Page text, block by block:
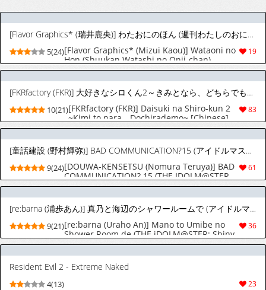
[Flavor Graphics* (瑞井鹿央)] わたおにのほん (週刊わたしのおにいちゃん) [英訳]
19
5(24)[Flavor Graphics* (Mizui Kaou)] Wataoni no
Hon (Shuukan Watashi no Onii-chan)
[English]
[FKRfactory (FKR)] 大好きなシロくん2～きみとなら、どちらでも～ [中国翻訳] [DL版]
83
10(21)[FKRfactory (FKR)] Daisuki na Shiro-kun 2
~Kimi to nara、Dochirademo~ [Chinese]
[Digital]
[童話建設 (野村輝弥)] BAD COMMUNICATION?15 (アイドルマスター シンデレラガールズ) [DL版]
61
9(24)[DOUWA-KENSETSU (Nomura Teruya)] BAD
COMMUNICATION? 15 (THE IDOLM@STER
CINDERELLA GIRLS) [Digital]
[re:barna (浦歩あん)] 真乃と海辺のシャワールームで (アイドルマスター シャイニーカラーズ) [DL版]
36
9(21)[re:barna (Uraho An)] Mano to Umibe no
Shower Room de (THE iDOLM@STER: Shiny
Colors) [Digital]
Resident Evil 2 - Extreme Naked
23
4(13)